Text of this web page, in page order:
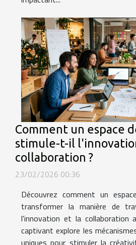
Comment un espace
stimule-t-il
collaboration ?
23/02/2026 00:36
Découvrez comment un
transformer la manière de
l'innovation et la collaboration
captivant explore les
uniques pour stimuler la